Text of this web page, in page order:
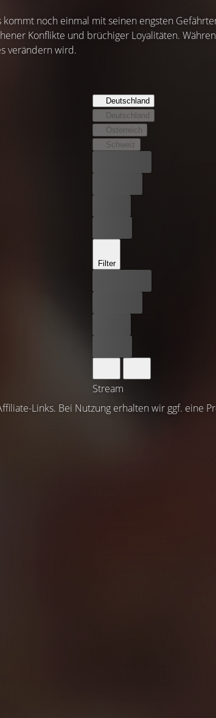
kommt noch einmal mit seinen engsten
Konflikte und brüchiger Loyalitäten.
verändern wird.
Deutschland
Deutschland
Österreich
Schweiz
Filter
Stream
Links. Bei Nutzung erhalten wir ggf. eine